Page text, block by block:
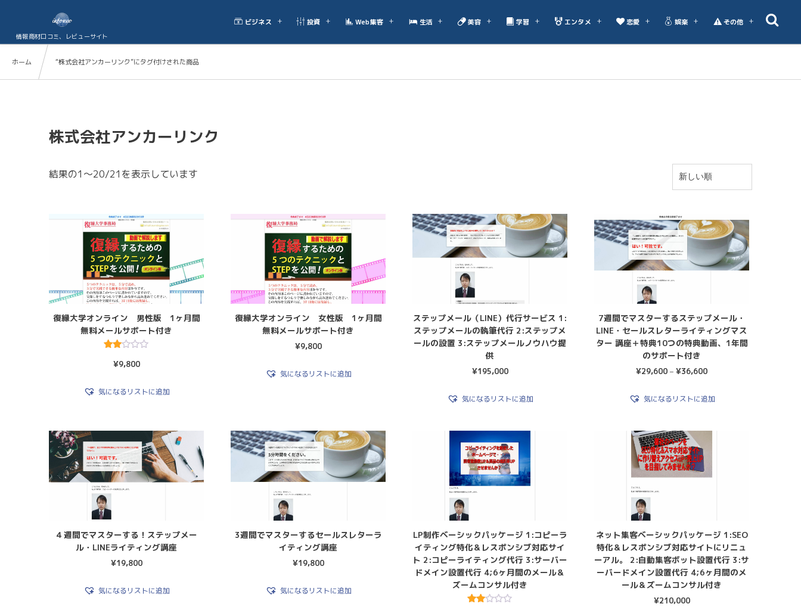
情報商材口コミ、レビューサイト
ビジネス 投資 Web集客 生活 美容 学習 エンタメ 恋愛 娯楽 その他
ホーム “株式会社アンカーリンク”にタグ付けされた商品
株式会社アンカーリンク
結果の1～20/21を表示しています
復縁大学オンライン 男性版 1ヶ月間
無料メールサポート付き
価
¥9,800
気になるリストに追加
復縁大学オンライン 女性版 1ヶ月間
無料メールサポート付き
¥9,800
気になるリストに追加
ステップメール（LINE）代行サービス 1:
ステップメールの執筆代行 2:ステップメ
ールの設置 3:ステップメールノウハウ提
供
¥195,000
気になるリストに追加
7週間でマスターするステップメール・
LINE・セールスレターライティングマス
ター 講座＋特典10つの特典動画、1年間
のサポート付き
¥29,600 –¥36,600
気になるリストに追加
４週間でマスターする！ステップメー
ル・LINEライティング講座
¥19,800
気になるリストに追加
3週間でマスターするセールスレターラ
イティング講座
¥19,800
気になるリストに追加
LP制作ベーシックパッケージ 1:コピーラ
イティング特化＆レスポンシブ対応サイ
ト 2:コピーライティング代行 3:サーバー
ドメイン設置代行 4;6ヶ月間のメール＆
ズームコンサル付き
ネット集客ベーシックパッケージ 1:SEO
特化＆レスポンシブ対応サイトにリニュ
ーアル。 2:自動集客ボット設置代行 3:サ
ーバードメイン設置代行 4;6ヶ月間のメ
ール＆ズームコンサル付き
¥210,000